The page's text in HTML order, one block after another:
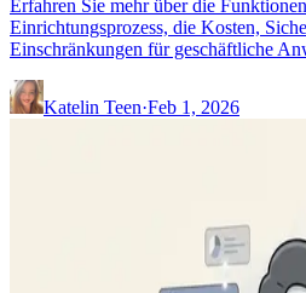
Erfahren Sie mehr über die
Einrichtungsprozess, die Kosten,
Einschränkungen für geschäftliche
Katelin Teen·Feb 1, 2026